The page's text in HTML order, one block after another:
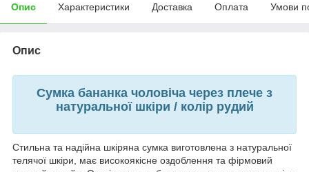
Опис Характеристики Доставка Оплата Умови
Опис
Сумка бананка чоловіча через плече з
натуральної шкіри / колір рудий
Стильна та надійна шкіряна сумка виготовлена з натуральної
телячої шкіри, має високоякісне оздоблення та фірмовий